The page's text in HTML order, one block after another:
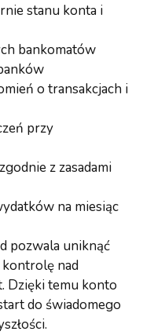
stanu konta i
bankomatów
o transakcjach i
przy
z zasadami
na miesiąc
pozwala uniknąć
nad
Dzięki temu konto
do świadomego